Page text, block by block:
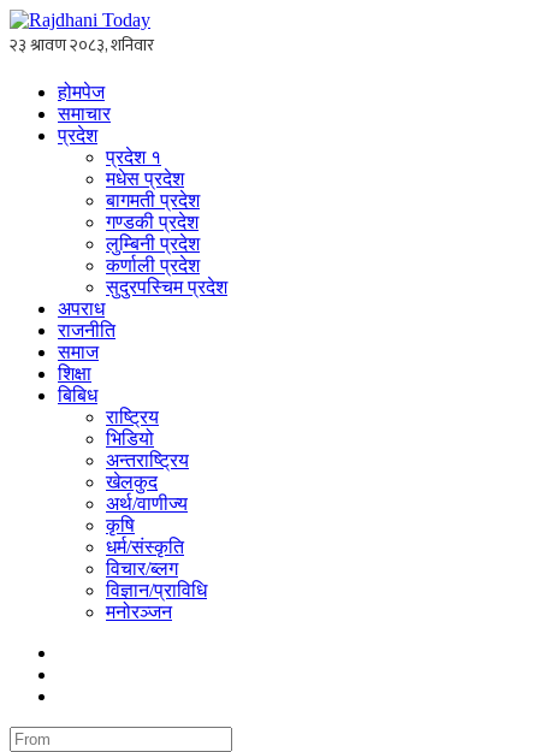
होमपेज
समाचार
प्रदेश
प्रदेश १
मधेस प्रदेश
बागमती प्रदेश
गण्डकी प्रदेश
लुम्बिनी प्रदेश
कर्णाली प्रदेश
सुदुरपस्चिम प्रदेश
अपराध
राजनीति
समाज
शिक्षा
बिबिध
राष्ट्रिय
भिडियो
अन्तराष्ट्रिय
खेलकुद
अर्थ/वाणीज्य
कृषि
धर्म/संस्कृति
विचार/ब्लग
विज्ञान/प्राविधि
मनोरञ्जन